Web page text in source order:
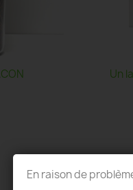
Un
En raison de